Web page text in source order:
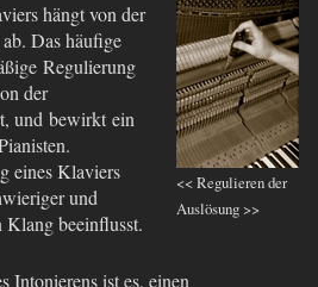
<< Regulieren der
Auslösung >>
hängt von der
Das häufige
Regulierung
der
und bewirkt ein
eines Klaviers
und
beeinflusst.
Intonierens ist es, einen